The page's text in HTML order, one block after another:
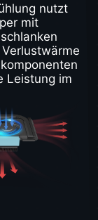
nutzt
mit
Leistung im